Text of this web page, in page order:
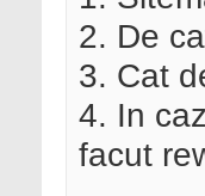
2. De
3. Cat
4. In
facut